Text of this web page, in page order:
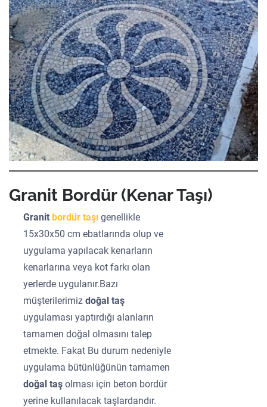
Granit Bordür (Kenar Taşı)
Granitbordür taşı genellikle
15x30x50 cm ebatlarında olup ve
uygulama yapılacak kenarların
kenarlarına veya kot farkı olan
yerlerde uygulanır.Bazı
müşterilerimizdoğal taş
uygulaması yaptırdığı alanların
tamamen doğal olmasını talep
etmekte. Fakat Bu durum nedeniyle
uygulama bütünlüğünün tamamen
doğal taşolması için beton bordür
yerine kullanılacak taşlardandır.